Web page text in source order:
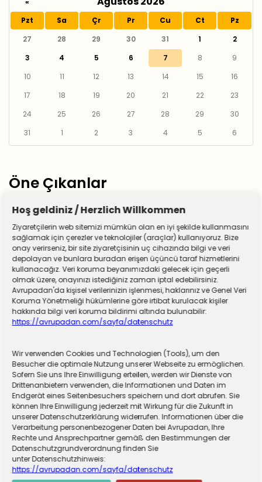
Pzt Sa Çr Pr Cu Ct
Pz
27
28 29 30 31 1
2
3
4 5 6 7 8
9
10
11 12 13 14 15
16
17
18 19 20 21 22
23
24
25 26 27 28 29
30
31
1 2 3 4 5 6
Öne Çıkanlar
Almanya zorunlu askerliğe hazırlanıyor! Sivil
hizmet için düğmeye basıldı
Hoş geldiniz / Herzlich Willkommen
Ziyaretçilerin web sitemizi mümkün olan en iyi şekilde kullanmasını
sağlamak için çerezler ve teknolojiler (araçlar) kullanıyoruz. Bize
onay verirseniz, bir site ziyaretçisinin uç cihazında bilgi ve veri
depolayan ve bunlara buradan erişen üçüncü taraf hizmetlerini
kullanacağız. Veri koruma beyanımızdaki gelecek için geçerli
olmak üzere, onayınızı istediğiniz zaman iptal edebilirsiniz.
Avrupadan'da kişisel verilerinizin işlenmesi, haklarınız ve Genel Veri
Koruma Yönetmeliği hükümlerine göre irtibat kurulacak kişiler
hakkında bilgi veri koruma bildirimi altında bulunabilir:
https://avrupadan.com/sayfa/datenschutz
Wir verwenden Cookies und Technologien (Tools), um den
Besucher die optimale Nutzung unserer Webseite zu ermöglichen.
Sofern Sie uns Ihre Einwilligung erteilen, werden wir Dienste von
Drittenanbietern verwenden, die Informationen und Daten im
Endgerät eines Seitenbesuchers speichern und dort abrufen. Sie
können Ihre Einwilligung jederzeit mit Wirkung für die Zukunft in
unserer Datenschutzerklärung widerrufen. Informationen über die
Verarbeitung personenbezogener Daten bei Avrupadan, Ihre
Rechte und Ansprechpartner gemäß den Bestimmungen der
Datenschutzgrundverordnung finden Sie
unter Datenschutzhinweis:
https://avrupadan.com/sayfa/datenschutz